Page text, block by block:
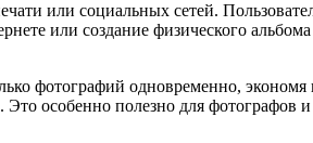
или социальных сетей.
или создание физического
фотографий одновременно, экономя
особенно полезно для фотографов и